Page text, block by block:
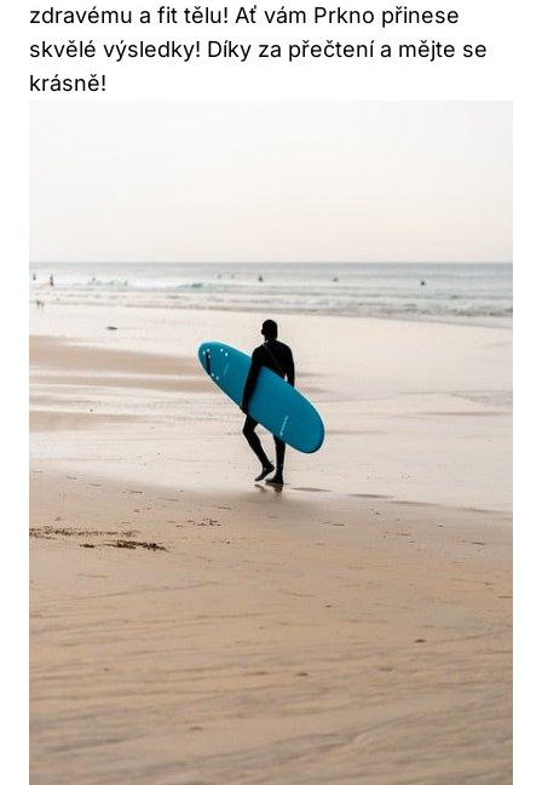
zdravému a fit tělu! Ať vám Prkno přinese
skvělé výsledky! Díky za přečtení a mějte se
krásně!